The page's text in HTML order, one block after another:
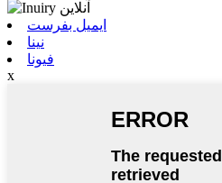
ایمیل بفرست
نینا
فیونا
x